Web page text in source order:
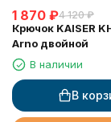
1 870 ₽4 120 ₽
Крючок KAISER
Arno двойной
В наличии
В